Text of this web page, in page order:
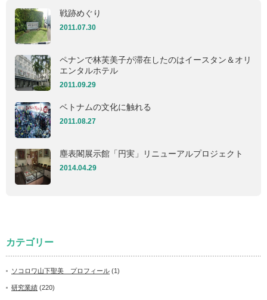
戦跡めぐり
2011.07.30
ペナンで林芙美子が滞在したのはイースタン＆オリ
エンタルホテル
2011.09.29
ベトナムの文化に触れる
2011.08.27
塵表閣展示館「円実」リニューアルプロジェクト
2014.04.29
カテゴリー
ソコロワ山下聖美 プロフィール (1)
研究業績 (220)